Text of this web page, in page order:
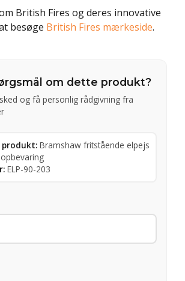
British Fires og deres innovative
besøge British Fires mærkeside.
om dette produkt?
og få personlig rådgivning fra
produkt: Bramshaw fritstående elpejs
ELP-90-203